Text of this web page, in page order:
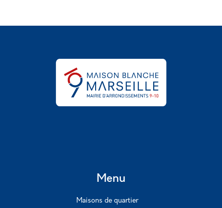
Menu
Maisons de quartier